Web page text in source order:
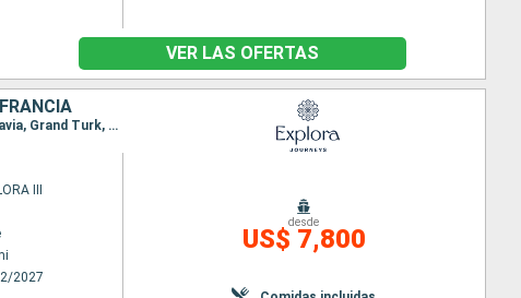
VER LAS OFERTAS
Itinerario : Miami, Saint John's, Terre de Haut, Charlotte Amalie, San Juan, Philipsburg, Gustavia, Grand Turk, Miami
III
2027
desde
US$ 7,800